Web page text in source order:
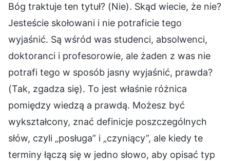
Bóg traktuje ten tytuł? (Nie). Skąd wiecie, że nie?
Jesteście skołowani i nie potraficie tego
wyjaśnić. Są wśród was studenci, absolwenci,
doktoranci i profesorowie, ale żaden z was nie
potrafi tego w sposób jasny wyjaśnić, prawda?
(Tak, zgadza się). To jest właśnie różnica
pomiędzy wiedzą a prawdą. Możesz być
wykształcony, znać definicje poszczególnych
słów, czyli „posługa” i „czyniący”, ale kiedy te
terminy łączą się w jedno słowo, aby opisać typ